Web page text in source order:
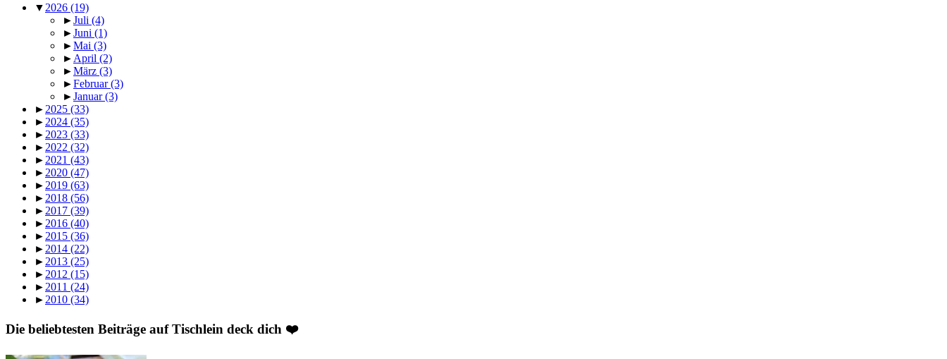
▼ 2026 (19)
►Juli (4)
►Juni (1)
►Mai (3)
► April (2)
►März (3)
►Februar(3)
►Januar(3)
► 2025 (33)
► 2024 (35)
► 2023 (33)
► 2022 (32)
► 2021 (43)
► 2020 (47)
► 2019 (63)
► 2018 (56)
► 2017 (39)
► 2016 (40)
► 2015 (36)
► 2014 (22)
► 2013 (25)
► 2012 (15)
► 2011 (24)
► 2010 (34)
Die beliebtesten Beiträge auf Tischlein deck dich ❤️